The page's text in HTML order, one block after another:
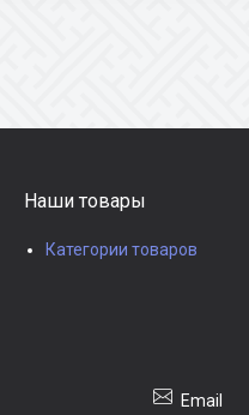
Наши товары
Категории товаров